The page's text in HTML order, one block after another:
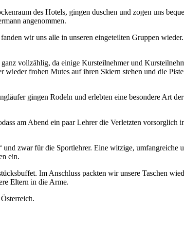
des Hotels, gingen duschen und zogen uns
angenommen.
wir uns alle in unseren eingeteilten Gruppen
vollzählig, da einige Kursteilnehmer und
frohen Mutes auf ihren Skiern stehen und die
gingen Rodeln und erlebten eine besondere Art
am Abend ein paar Lehrer die Verletzten vorsorglich
und zwar für die Sportlehrer. Eine witzige,
ein.
Im Anschluss packten wir unsere Taschen
Eltern in die Arme.